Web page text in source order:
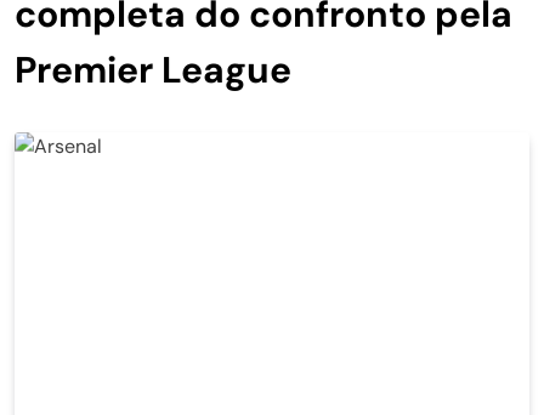
completa do confronto pela
Premier League